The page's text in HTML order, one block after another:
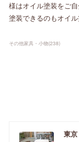
様はオイル塗装をご
塗装できるのもオイ
その他家具・小物(238)